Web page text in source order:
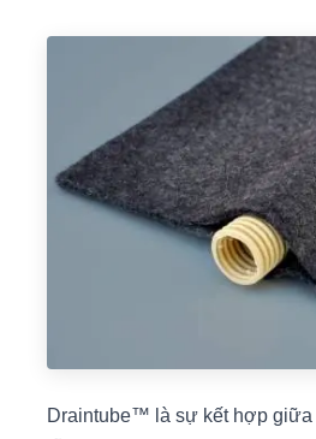
Draintube™ là sự kết hợp giữa